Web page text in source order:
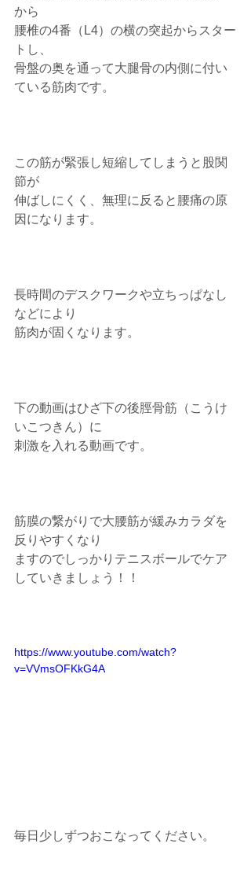
から
腰椎の4番（L4）の横の突起からスター
トし、
骨盤の奥を通って大腿骨の内側に付い
ている筋肉です。
この筋が緊張し短縮してしまうと股関
節が
伸ばしにくく、無理に反ると腰痛の原
因になります。
長時間のデスクワークや立ちっぱなし
などにより
筋肉が固くなります。
下の動画はひざ下の後脛骨筋（こうけ
いこつきん）に
刺激を入れる動画です。
筋膜の繋がりで大腰筋が緩みカラダを
反りやすくなり
ますのでしっかりテニスボールでケア
していきましょう！！
https://www.youtube.com/watch?
v=VVmsOFKkG4A
毎日少しずつおこなってください。